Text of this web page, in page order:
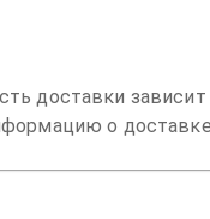
доставки
о